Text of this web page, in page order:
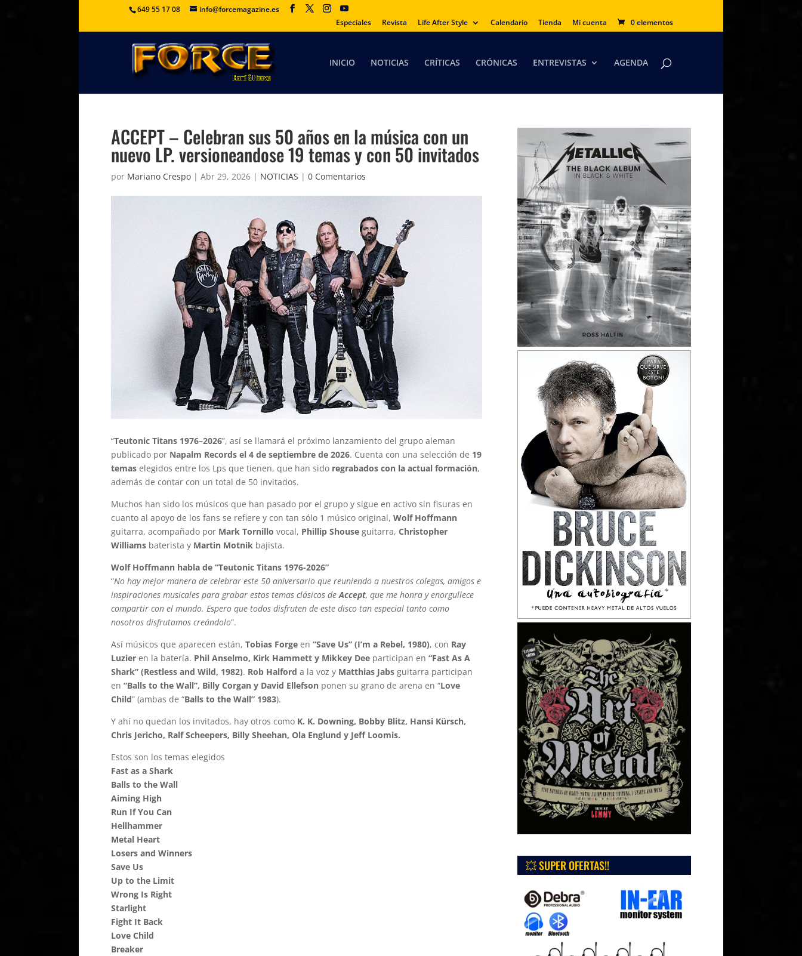
649 55 17 08
info@forcemagazine.es
Especiales
Revista Life After Style Calendario Tienda Mi cuenta 0 elementos
INICIO NOTICIAS CRÍTICAS CRÓNICAS ENTREVISTAS AGENDA
ACCEPT – Celebran sus 50 años en la música con un
nuevo LP. versioneandose 19 temas y con 50 invitados
por Mariano Crespo | Abr 29, 2026 | NOTICIAS | 0 Comentarios
“Teutonic Titans 1976–2026”, así se llamará el próximo lanzamiento del grupo aleman
publicado por Napalm Records el 4 de septiembre de 2026. Cuenta con una selección de 19
temas elegidos entre los Lps que tienen, que han sido regrabados con la actual formación,
además de contar con un total de 50 invitados.
Muchos han sido los músicos que han pasado por el grupo y sigue en activo sin fisuras en
cuanto al apoyo de los fans se refiere y con tan sólo 1 músico original, Wolf Hoffmann
guitarra, acompañado por Mark Tornillo vocal, Phillip Shouse guitarra, Christopher
Williams baterista y Martin Motnik bajista.
Wolf Hoffmann habla de “Teutonic Titans 1976-2026”
“No hay mejor manera de celebrar este 50 aniversario que reuniendo a nuestros colegas, amigos e
inspiraciones musicales para grabar estos temas clásicos de Accept, que me honra y enorgullece
compartir con el mundo. Espero que todos disfruten de este disco tan especial tanto como
nosotros disfrutamos creándolo”.
Así músicos que aparecen están, Tobias Forge en “Save Us” (I’m a Rebel, 1980), con Ray
Luzier en la batería. Phil Anselmo, Kirk Hammett y Mikkey Dee participan en “Fast As A
Shark” (Restless and Wild, 1982). Rob Halford a la voz y Matthias Jabs guitarra participan
en “Balls to the Wall”, Billy Corgan y David Ellefson ponen su grano de arena en “Love
Child” (ambas de “Balls to the Wall” 1983).
Y ahí no quedan los invitados, hay otros como K. K. Downing, Bobby Blitz, Hansi Kürsch,
Chris Jericho, Ralf Scheepers, Billy Sheehan, Ola Englund y Jeff Loomis.
Estos son los temas elegidos
Fast as a Shark
Balls to the Wall
Aiming High
Run If You Can
Hellhammer
Metal Heart
Losers and Winners
Save Us
Up to the Limit
Wrong Is Right
Starlight
Fight It Back
Love Child
Breaker
💥 SUPER OFERTAS!!